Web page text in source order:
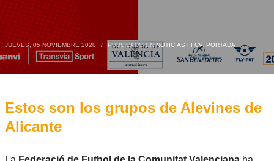
JUEVES, 05 NOVIEMBRE 2020 / PUBLICADO ENNOTICIAS FFCV,PORTADA
Estos son los grupos de Alevines de
Alicante